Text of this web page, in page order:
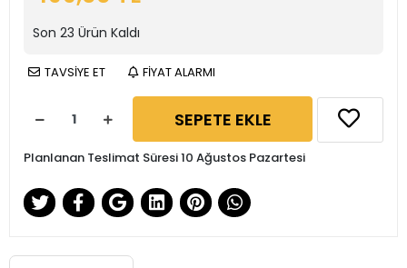
Son 23 Ürün Kaldı
TAVSİYE ET FİYAT ALARMI
SEPETE EKLE
Planlanan Teslimat Süresi 10 Ağustos Pazartesi